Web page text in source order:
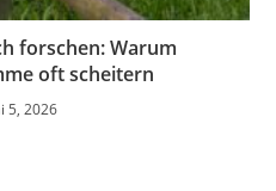
forschen: Warum
oft scheitern
5, 2026